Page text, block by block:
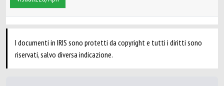
I documenti in IRIS sono protetti da copyright e tutti i diritti sono
riservati, salvo diversa indicazione.